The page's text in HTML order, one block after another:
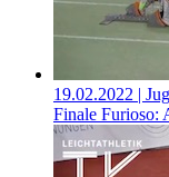
19.02.2022 |
Finale Furioso: